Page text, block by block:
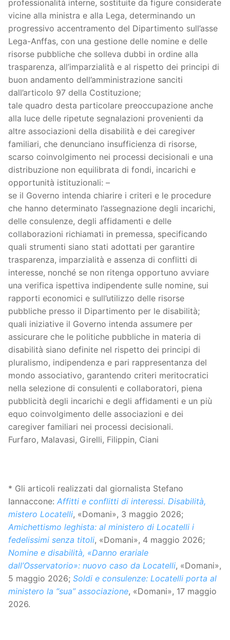
professionalità interne, sostituite da figure considerate
vicine alla ministra e alla Lega, determinando un
progressivo accentramento del Dipartimento sull’asse
Lega-Anffas, con una gestione delle nomine e delle
risorse pubbliche che solleva dubbi in ordine alla
trasparenza, all’imparzialità e al rispetto dei principi di
buon andamento dell’amministrazione sanciti
dall’articolo 97 della Costituzione;
tale quadro desta particolare preoccupazione anche
alla luce delle ripetute segnalazioni provenienti da
altre associazioni della disabilità e dei caregiver
familiari, che denunciano insufficienza di risorse,
scarso coinvolgimento nei processi decisionali e una
distribuzione non equilibrata di fondi, incarichi e
opportunità istituzionali: –
se il Governo intenda chiarire i criteri e le procedure
che hanno determinato l’assegnazione degli incarichi,
delle consulenze, degli affidamenti e delle
collaborazioni richiamati in premessa, specificando
quali strumenti siano stati adottati per garantire
trasparenza, imparzialità e assenza di conflitti di
interesse, nonché se non ritenga opportuno avviare
una verifica ispettiva indipendente sulle nomine, sui
rapporti economici e sull’utilizzo delle risorse
pubbliche presso il Dipartimento per le disabilità;
quali iniziative il Governo intenda assumere per
assicurare che le politiche pubbliche in materia di
disabilità siano definite nel rispetto dei principi di
pluralismo, indipendenza e pari rappresentanza del
mondo associativo, garantendo criteri meritocratici
nella selezione di consulenti e collaboratori, piena
pubblicità degli incarichi e degli affidamenti e un più
equo coinvolgimento delle associazioni e dei
caregiver familiari nei processi decisionali.
Furfaro, Malavasi, Girelli, Filippin, Ciani
* Gli articoli realizzati dal giornalista Stefano
Iannaccone: Affitti e conflitti di interessi. Disabilità,
mistero Locatelli, «Domani», 3 maggio 2026;
Amichettismo leghista: al ministero di Locatelli i
fedelissimi senza titoli, «Domani», 4 maggio 2026;
Nomine e disabilità, «Danno erariale
dall’Osservatorio»: nuovo caso da Locatelli, «Domani»,
5 maggio 2026; Soldi e consulenze: Locatelli porta al
ministero la “sua” associazione, «Domani», 17 maggio
2026.